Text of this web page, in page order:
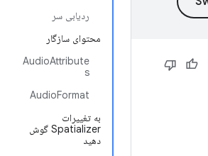
ردیابی سر
محتوای سازگار
AudioAttribute
s
AudioFormat
به تغییرات
Spatializer گوش
دهید